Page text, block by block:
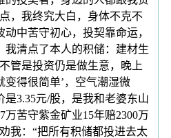
，我终究大白，身体不克不
中苦守初心，投契靠命运，
我清点了本人的积储：建材生
管是投资仍是做生意，晚上
得很简单’，空气潮湿微
3.35元/股，是我和老婆东山
苦守紫金矿业15年赔2300万
我：“把所有积储都投进去太